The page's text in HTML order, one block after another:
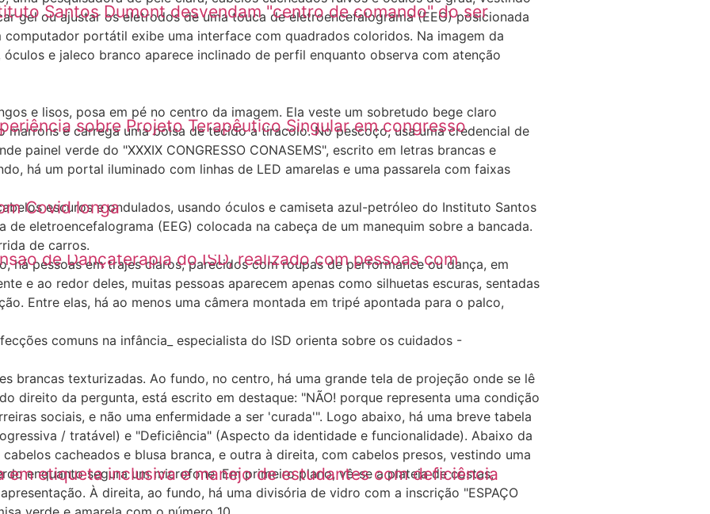
Santos Dumont desvendam "centro de comando" do ser
Assistente Social e Assistente Administrativo; confira
sobre Projeto Terapêutico Singular em congresso
relata sobre uso de interface cérebro-computador
Covid longa
de Dançaterapia do ISD, realizado com pessoas com
de infecções comuns na infância; especialista do ISD
em etiqueta inclusiva e manejo de estudantes com deficiência